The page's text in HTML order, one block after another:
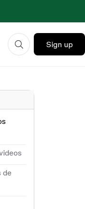
Sign up
de